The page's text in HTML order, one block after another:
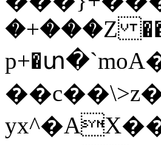
�+���Z